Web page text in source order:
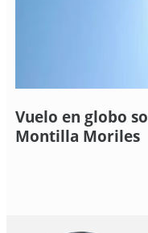
Vuelo en globo
Montilla Moriles